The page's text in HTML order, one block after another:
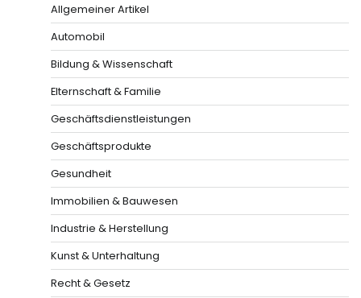
Allgemeiner Artikel
Automobil
Bildung & Wissenschaft
Elternschaft & Familie
Geschäftsdienstleistungen
Geschäftsprodukte
Gesundheit
Immobilien & Bauwesen
Industrie & Herstellung
Kunst & Unterhaltung
Recht & Gesetz